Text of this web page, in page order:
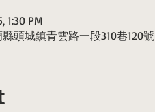
1:30 PM
頭城鎮青雲路一段310巷120號